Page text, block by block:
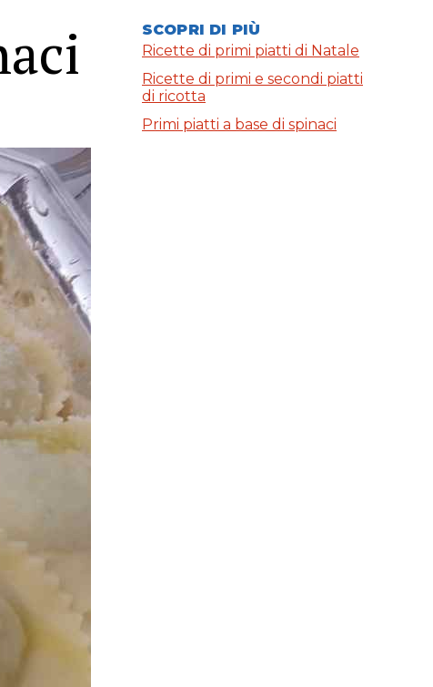
SCOPRI DI PIÙ
Ricette di primi piatti di Natale
Ricette di primi e secondi piatti
di ricotta
Primi piatti a base di spinaci